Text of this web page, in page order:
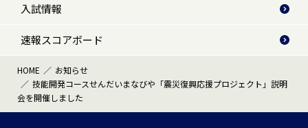
入試情報
速報スコアボード
HOME
お知らせ
技能開発コースせんだいまなびや「震災復興応援プロジェクト」説明
会を開催しました